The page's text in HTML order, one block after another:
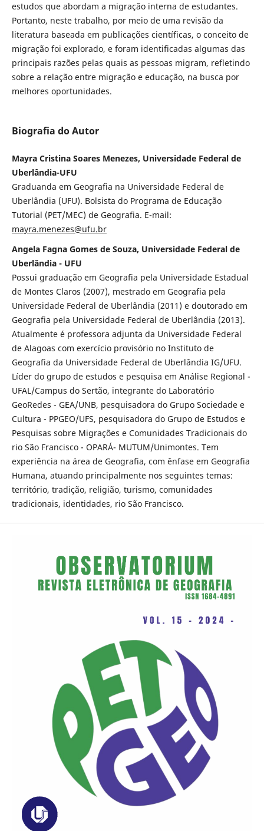
estudos que abordam a migração interna de estudantes.
Portanto, neste trabalho, por meio de uma revisão da
literatura baseada em publicações científicas, o conceito de
migração foi explorado, e foram identificadas algumas das
principais razões pelas quais as pessoas migram, refletindo
sobre a relação entre migração e educação, na busca por
melhores oportunidades.
Biografia do Autor
Mayra Cristina Soares Menezes, Universidade Federal de
Uberlândia-UFU
Graduanda em Geografia na Universidade Federal de
Uberlândia (UFU). Bolsista do Programa de Educação
Tutorial (PET/MEC) de Geografia. E-mail:
mayra.menezes@ufu.br
Angela Fagna Gomes de Souza, Universidade Federal de
Uberlândia - UFU
Possui graduação em Geografia pela Universidade Estadual
de Montes Claros (2007), mestrado em Geografia pela
Universidade Federal de Uberlândia (2011) e doutorado em
Geografia pela Universidade Federal de Uberlândia (2013).
Atualmente é professora adjunta da Universidade Federal
de Alagoas com exercício provisório no Instituto de
Geografia da Universidade Federal de Uberlândia IG/UFU.
Líder do grupo de estudos e pesquisa em Análise Regional -
UFAL/Campus do Sertão, integrante do Laboratório
GeoRedes - GEA/UNB, pesquisadora do Grupo Sociedade e
Cultura - PPGEO/UFS, pesquisadora do Grupo de Estudos e
Pesquisas sobre Migrações e Comunidades Tradicionais do
rio São Francisco - OPARÁ- MUTUM/Unimontes. Tem
experiência na área de Geografia, com ênfase em Geografia
Humana, atuando principalmente nos seguintes temas:
território, tradição, religião, turismo, comunidades
tradicionais, identidades, rio São Francisco.